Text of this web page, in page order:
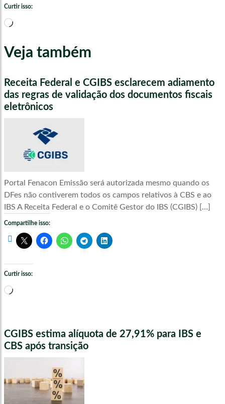
Curtir isso:
Carregando...
Veja também
Receita Federal e CGIBS esclarecem adiamento
das regras de validação dos documentos fiscais
eletrônicos
Portal Fenacon Emissão será autorizada mesmo quando os
DFes não contiverem todos os campos relativos à CBS e ao
IBS A Receita Federal e o Comitê Gestor do IBS (CGIBS) […]
Compartilhe isso:
Curtir isso:
Carregando...
CGIBS estima alíquota de 27,91% para IBS e
CBS após transição